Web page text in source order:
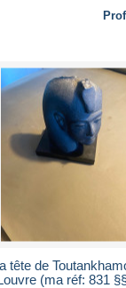
tête de
(ma réf: 831